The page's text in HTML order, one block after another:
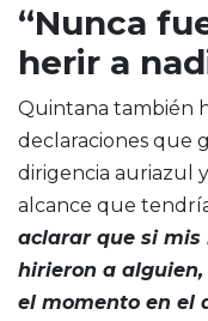
“Nunca
herir a
Quintana también
declaraciones que
dirigencia auriazul
alcance que
aclarar que si mis
hirieron a
el momento en el